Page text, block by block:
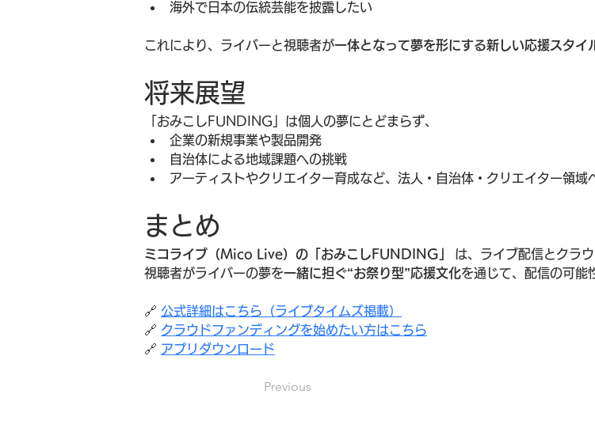
海外で日本の伝統芸能を披露したい
これにより、ライバーと視聴者が一体となって夢を形にする新しい応援スタイ
将来展望
「おみこしFUNDING」は個人の夢にとどまらず、
企業の新規事業や製品開発
自治体による地域課題への挑戦
アーティストやクリエイター育成など、法人・自治体・クリエイター領域
まとめ
ミコライブ（Mico Live）の「おみこしFUNDING」
は、ライブ配信とクラ
視聴者がライバーの夢を一緒に担ぐ“お祭り型”応援文化を通じて、配信の可能
🔗 公式詳細はこちら（ライブタイムズ掲載）
🔗 クラウドファンディングを始めたい方はこちら
🔗 アプリダウンロード
Previous